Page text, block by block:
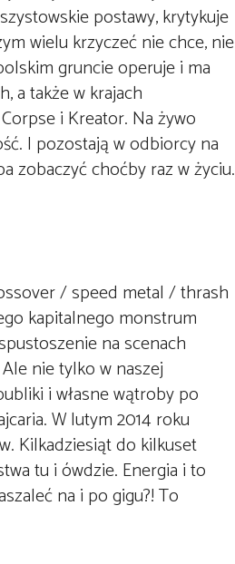
postawy, krytykuje
wielu krzyczeć nie chce, nie
gruncie operuje i ma
a także w krajach
i Kreator. Na żywo
I pozostają w odbiorcy na
zobaczyć choćby raz w życiu.
/ speed metal / thrash
kapitalnego monstrum
na scenach
nie tylko w naszej
i własne wątroby po
W lutym 2014 roku
Kilkadziesiąt do kilkuset
tu i ówdzie. Energia i to
na i po gigu?! To